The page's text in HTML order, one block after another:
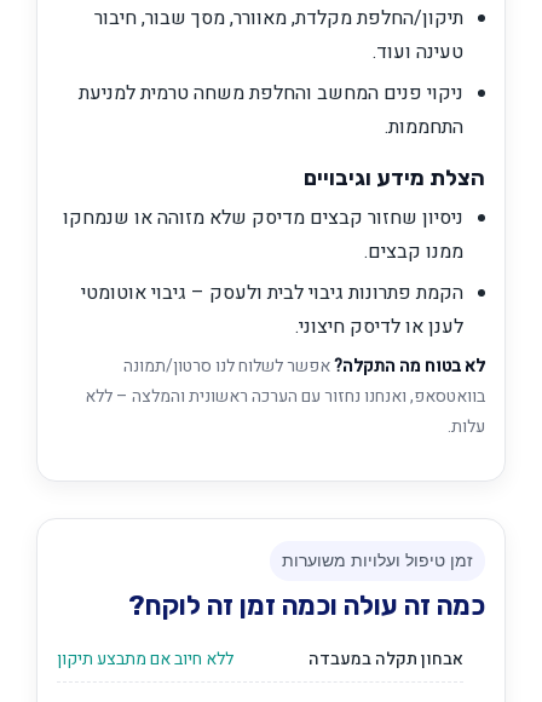
תיקון/החלפת מקלדת, מאוורר, מסך שבור, חיבור
טעינה ועוד.
ניקוי פנים המחשב והחלפת משחה טרמית למניעת
התחממות.
הצלת מידע וגיבויים
ניסיון שחזור קבצים מדיסק שלא מזוהה או שנמחקו
ממנו קבצים.
הקמת פתרונות גיבוי לבית ולעסק – גיבוי אוטומטי
לענן או לדיסק חיצוני.
לא בטוח מה התקלה?אפשר לשלוח לנו סרטון/תמונה
בוואטסאפ, ואנחנו נחזור עם הערכה ראשונית והמלצה – ללא
עלות.
זמן טיפול ועלויות משוערות
כמה זה עולה וכמה זמן זה לוקח?
אבחון תקלה במעבדה ללא חיוב אם מתבצע תיקון